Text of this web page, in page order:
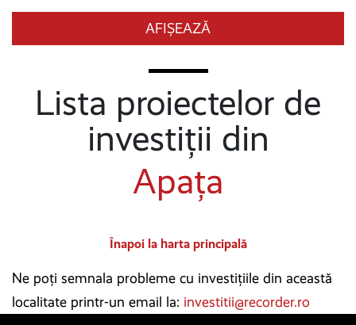
AFIȘEAZĂ
Lista proiectelor de
investiții din
Apața
Înapoi la harta principală
Ne poți semnala probleme cu investițiile din această
localitate printr-un email la: investitii@recorder.ro